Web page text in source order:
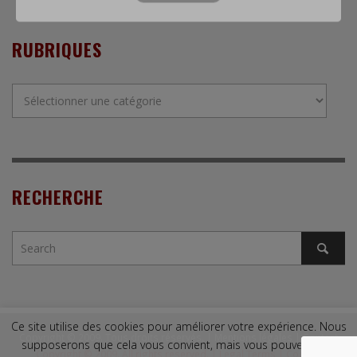
RUBRIQUES
RECHERCHE
Copyright © 2009. Tous droits réservés. | Mentions légales |Contact
Copyright © 2009. All rights reserved. |
Legal Terms
Ce site utilise des cookies pour améliorer votre expérience. Nous
supposerons que cela vous convient, mais vous pouvez vous